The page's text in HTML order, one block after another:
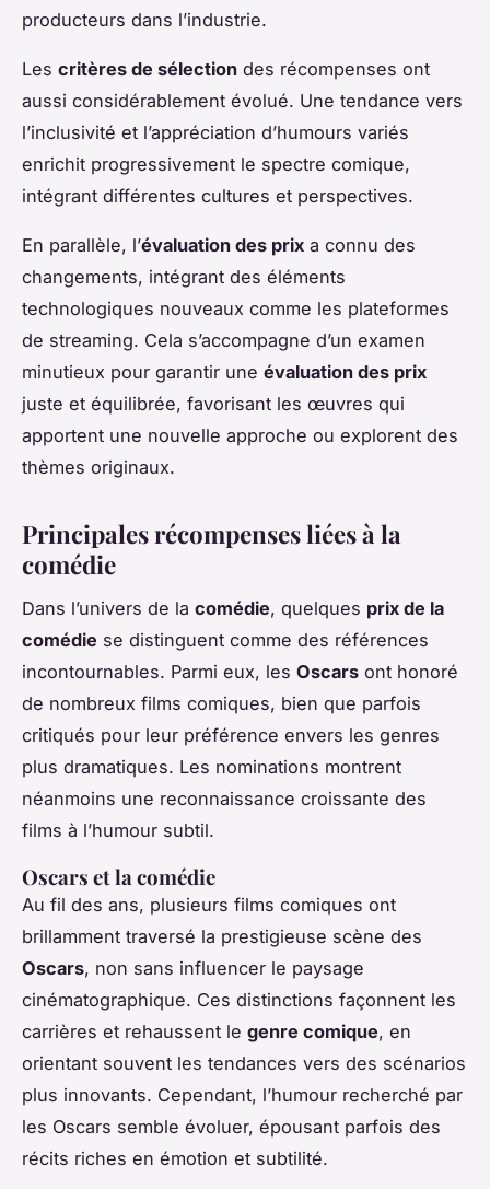
producteurs dans l’industrie.
Les critères de sélection des récompenses ont
aussi considérablement évolué. Une tendance vers
l’inclusivité et l’appréciation d’humours variés
enrichit progressivement le spectre comique,
intégrant différentes cultures et perspectives.
En parallèle, l’évaluation des prix a connu des
changements, intégrant des éléments
technologiques nouveaux comme les plateformes
de streaming. Cela s’accompagne d’un examen
minutieux pour garantir une évaluation des prix
juste et équilibrée, favorisant les œuvres qui
apportent une nouvelle approche ou explorent des
thèmes originaux.
Principales récompenses liées à la
comédie
Dans l’univers de la comédie, quelques prix de la
comédie se distinguent comme des références
incontournables. Parmi eux, les Oscars ont honoré
de nombreux films comiques, bien que parfois
critiqués pour leur préférence envers les genres
plus dramatiques. Les nominations montrent
néanmoins une reconnaissance croissante des
films à l’humour subtil.
Oscars et la comédie
Au fil des ans, plusieurs films comiques ont
brillamment traversé la prestigieuse scène des
Oscars, non sans influencer le paysage
cinématographique. Ces distinctions façonnent les
carrières et rehaussent le genre comique, en
orientant souvent les tendances vers des scénarios
plus innovants. Cependant, l’humour recherché par
les Oscars semble évoluer, épousant parfois des
récits riches en émotion et subtilité.